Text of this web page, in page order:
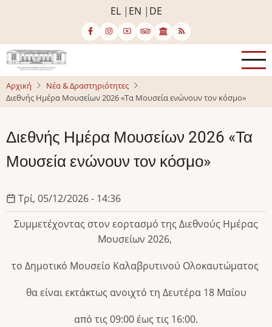
κυρίως
περιεχόμενο
EL EN DE
Αρχική
Νέα & Δραστηριότητες
Διεθνής Ημέρα Μουσείων 2026 «Τα Μουσεία ενώνουν τον κόσμο»
Διεθνής Ημέρα Μουσείων 2026 «Τα
Μουσεία ενώνουν τον κόσμο»
Τρί, 05/12/2026 - 14:36
Συμμετέχοντας στον εορτασμό της Διεθνούς Ημέρας
Μουσείων 2026,
το Δημοτικό Μουσείο Καλαβρυτινού Ολοκαυτώματος
θα είναι εκτάκτως ανοιχτό τη Δευτέρα 18 Μαΐου
από τις 09:00 έως τις 16:00.